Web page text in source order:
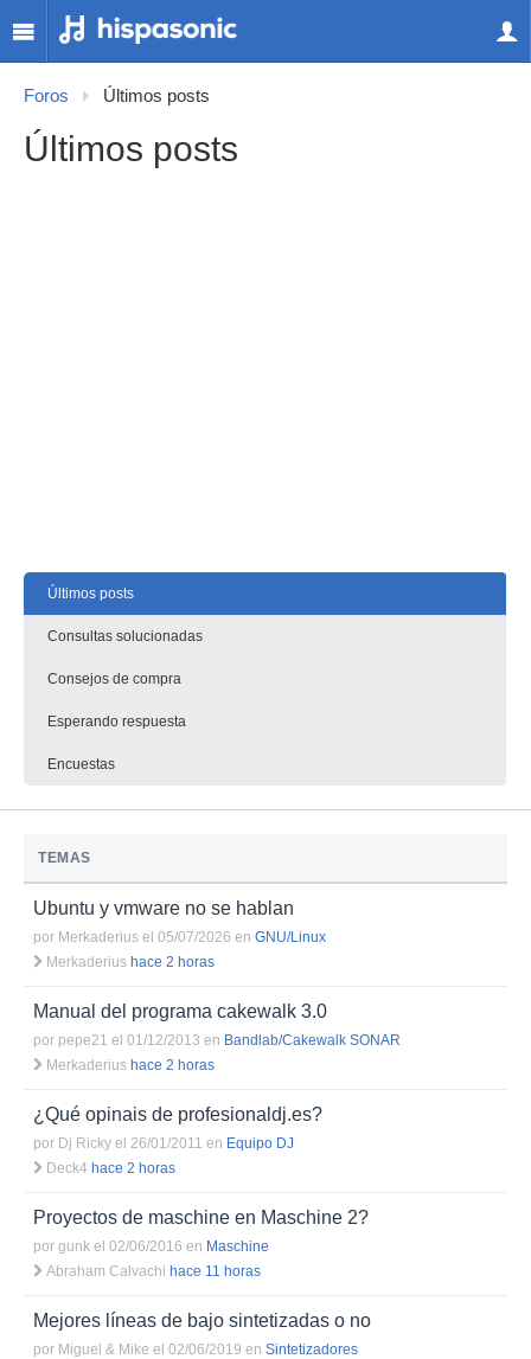
Foros Últimos posts
Últimos posts
Últimos posts
Consultas solucionadas
Consejos de compra
Esperando respuesta
Encuestas
TEMAS
Ubuntu y vmware no se hablan
por Merkaderius el 05/07/2026 en GNU/Linux
Merkaderius hace 2 horas
Manual del programa cakewalk 3.0
por pepe21 el 01/12/2013 en Bandlab/Cakewalk SONAR
Merkaderius hace 2 horas
¿Qué opinais de profesionaldj.es?
por Dj Ricky el 26/01/2011 en Equipo DJ
Deck4 hace 2 horas
Proyectos de maschine en Maschine 2?
por gunk el 02/06/2016 en Maschine
Abraham Calvachi hace 11 horas
Mejores líneas de bajo sintetizadas o no
por Miguel & Mike el 02/06/2019 en Sintetizadores